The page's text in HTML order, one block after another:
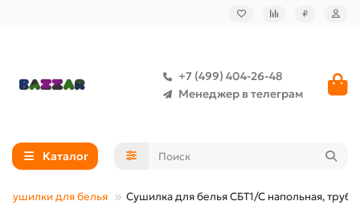
₽
+7 (499) 404-26-48
Менеджер в телеграм
Каталог
Сушилки для белья Сушилка для белья СБТ1/С напольная,